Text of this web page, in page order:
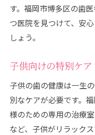
す。福岡市博多区の歯
つ医院を見つけて、安
しょう。
子供向けの特別ケア
子供の歯の健康は一生
別なケアが必要です。
様のための専用の治療
など、子供がリラック